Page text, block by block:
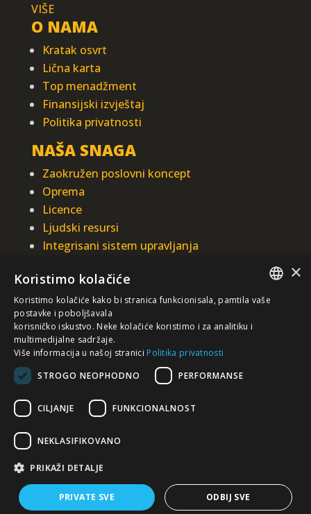
VIŠE
O NAMA
Kratak osvrt
Lična karta
Top menadžment
Finansijski izvještaj
Politika privatnosti
NAŠA SNAGA
Zaokružen poslovni koncept
Oprema
Licence
Ljudski resursi
Integrisani sistem upravljanja
INTEGRAL INŽENJERING A.D.
Omladinska 44, 78250 Laktaši
+387 (0)51 337 401
+387 (0)51 337 491
iicbl@integragrupa.com
www.integral.ba
Sadržaj ovog sajta služi za istovremeno informisanje
potpunost i kvalitetu predočenih informacija.
lično odgovorni za vaše izbore, akcije i rezultate – sada i u
©2026. Integral Inženjering. Sva prava zadržana.
×
Koristimo kolačiće
Koristimo kolačiće kako bi stranica funkcionisala, pamtila vaše
postavke i poboljšavala
korisničko iskustvo. Neke kolačiće koristimo i za analitiku i
multimedijalne sadržaje.
Više informacija u našoj stranici Politika privatnosti
STROGO NEOPHODNO
PERFORMANSE
CILJANJE FUNKCIONALNOST
NEKLASIFIKOVANO
PRIKAŽI DETALJE
PRIVATE SVE ODBIJ SVE